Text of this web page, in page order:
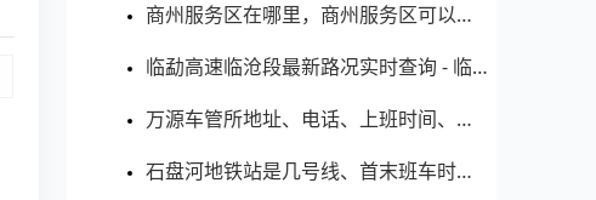
商州服务区在哪里，商州服务区可以加油充电吗？
临勐高速临沧段最新路况实时查询 - 临沧临勐高速最新消息 - 车流量大吗
万源车管所地址、电话、上班时间、能处理违章吗
石盘河地铁站是几号线、首末班车时间表